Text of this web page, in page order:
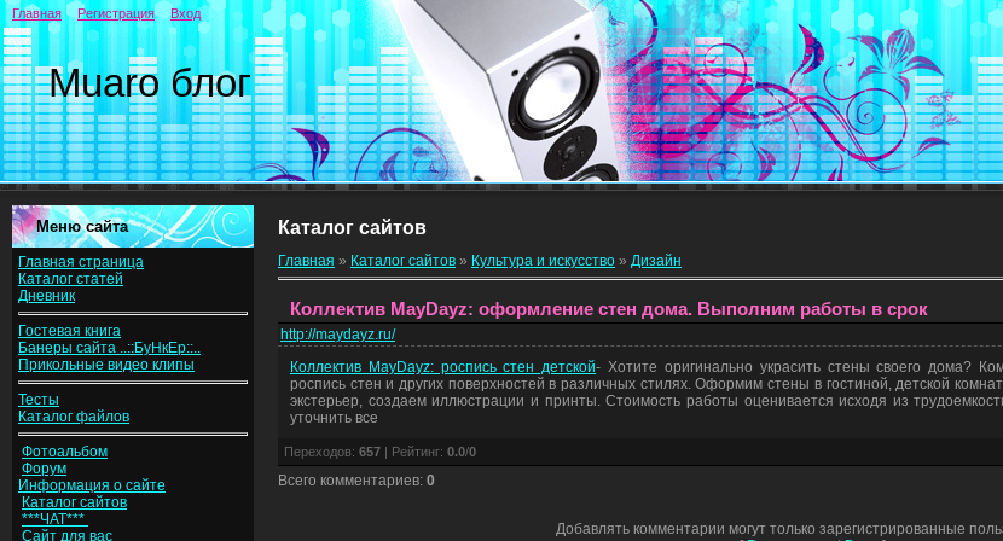
Muaro блог
Главная Регистрация Вход
Меню сайта
Главная страница
Каталог статей
Дневник
Гостевая книга
Банеры сайта ..::БуНкЕр::..
Прикольные видео клипы
Тесты
Каталог файлов
Фотоальбом
Форум
Информация о сайте
Каталог сайтов
***ЧАТ***
Сайт для вас
Каталог сайтов
Главная » Каталог сайтов » Культура и искусство » Дизайн
Коллектив MayDayz: оформление стен дома. Выполним работы в срок
http://maydayz.ru/
Коллектив MayDayz: роспись стен детской- Хотите оригинально украсить стены своего дома?
роспись стен и других поверхностей в различных стилях. Оформим стены в гостиной, детской
экстерьер, создаем иллюстрации и принты. Стоимость работы оценивается исходя из
уточнить все
Переходов: 657 | Рейтинг: 0.0/0
Всего комментариев: 0
Добавлять комментарии могут только зарегистрированные